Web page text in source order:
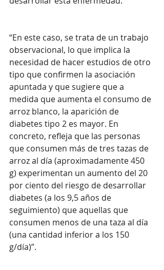
“En este caso, se trata de un trabajo
observacional, lo que implica la
necesidad de hacer estudios de otro
tipo que confirmen la asociación
apuntada y que sugiere que a
medida que aumenta el consumo de
arroz blanco, la aparición de
diabetes tipo 2 es mayor. En
concreto, refleja que las personas
que consumen más de tres tazas de
arroz al día (aproximadamente 450
g) experimentan un aumento del 20
por ciento del riesgo de desarrollar
diabetes (a los 9,5 años de
seguimiento) que aquellas que
consumen menos de una taza al día
(una cantidad inferior a los 150
g/día)”.